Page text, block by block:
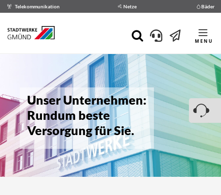
Telekommunikation Netze Bäder
MENU
Unser Unternehmen:
Rundum beste
Versorgung für Sie.